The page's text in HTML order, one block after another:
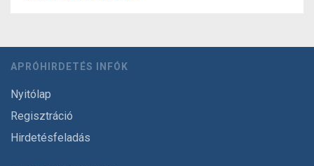
APRÓHIRDETÉS INFÓK
Nyitólap
Regisztráció
Hirdetésfeladás